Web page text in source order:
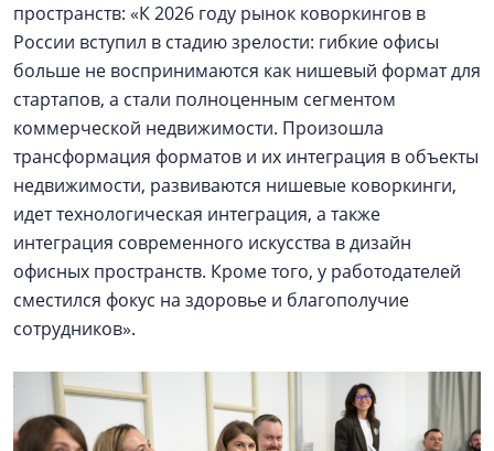
пространств: «К 2026 году рынок коворкингов в
России вступил в стадию зрелости: гибкие офисы
больше не воспринимаются как нишевый формат для
стартапов, а стали полноценным сегментом
коммерческой недвижимости. Произошла
трансформация форматов и их интеграция в объекты
недвижимости, развиваются нишевые коворкинги,
идет технологическая интеграция, а также
интеграция современного искусства в дизайн
офисных пространств. Кроме того, у работодателей
сместился фокус на здоровье и благополучие
сотрудников».